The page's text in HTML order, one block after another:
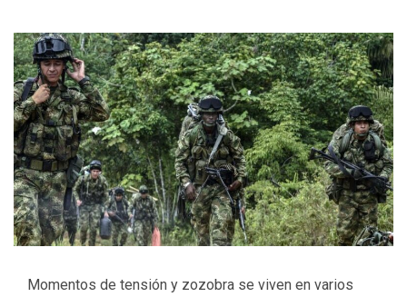
Momentos de tensión y zozobra se viven en varios